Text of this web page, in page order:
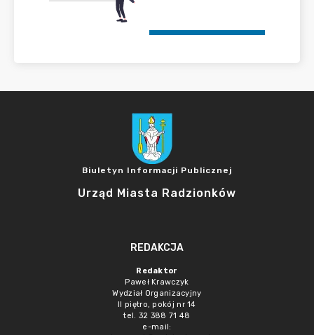
Biuletyn Informacji Publicznej
Urząd Miasta Radzionków
REDAKCJA
Redaktor
Paweł Krawczyk
Wydział Organizacyjny
II piętro, pokój nr 14
tel. 32 388 71 48
e-mail: